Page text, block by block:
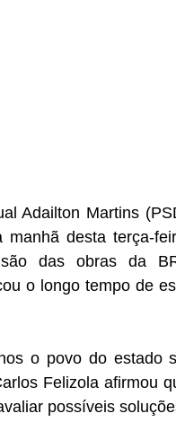
Adailton Martins
manhã desta terça-
das obras da
o longo tempo de
o povo do estado
Felizola afirmou
possíveis